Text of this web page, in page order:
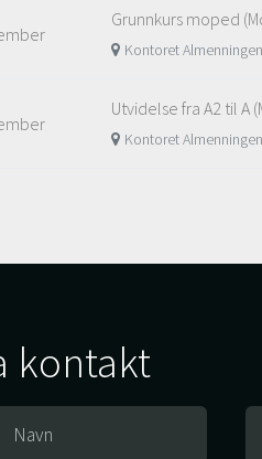
Grunnkurs moped
Kontoret
Utvidelse fra A2 til A
Kontoret
kontakt